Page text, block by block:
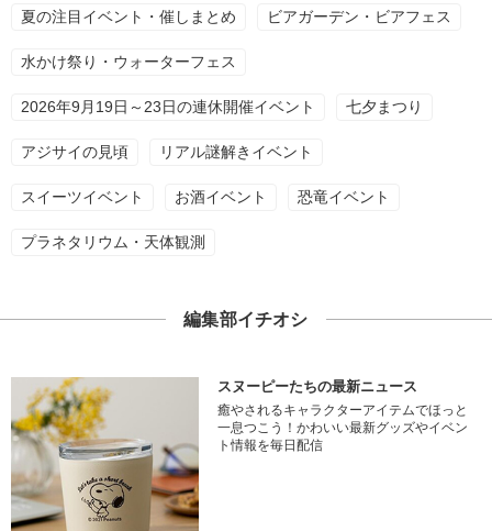
夏の注目イベント・催しまとめ ビアガーデン・ビアフェス
水かけ祭り・ウォーターフェス
2026年9月19日～23日の連休開催イベント 七夕まつり
アジサイの見頃 リアル謎解きイベント
スイーツイベント お酒イベント 恐竜イベント
プラネタリウム・天体観測
編集部イチオシ
スヌーピーたちの最新ニュース
癒やされるキャラクターアイテムでほっと
一息つこう！かわいい最新グッズやイベン
ト情報を毎日配信